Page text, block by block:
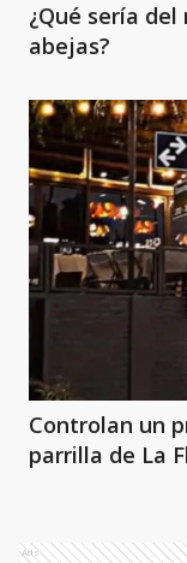
¿Qué sería
abejas?
Controlan un
parrilla de La
Ads